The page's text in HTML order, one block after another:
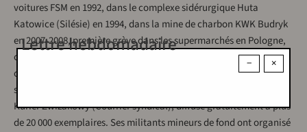
voitures FSM en 1992, dans le complexe sidérurgique Huta
Katowice (Silésie) en 1994, dans la mine de charbon KWK Budryk
en 2007-2008, première grève dans les supermarchés en Pologne,
chez Tesco…). Son congrès a engagé le syndicat dans la
construction du Parti polonais du travail (PPP) pour doter les
salariés d'une représentation politique. Il édite un hebdomadaire,
Kurier Zwizakowy (Courrier syndical), diffusé gratuitement à plus
de 20 000 exemplaires. Ses militants mineurs de fond ont organisé
×
−
Lettre hebdomadaire